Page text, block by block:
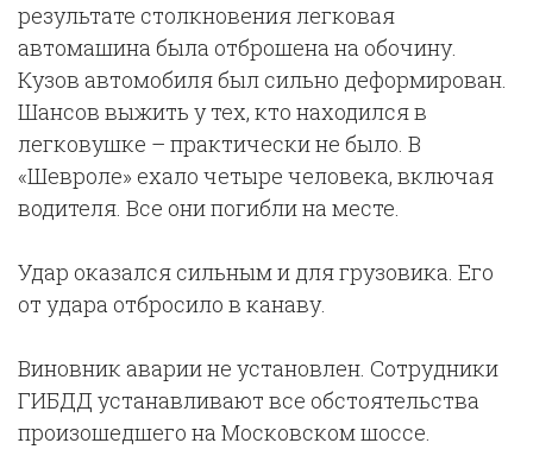
результате столкновения легковая
автомашина была отброшена на обочину.
Кузов автомобиля был сильно деформирован.
Шансов выжить у тех, кто находился в
легковушке – практически не было. В
«Шевроле» ехало четыре человека, включая
водителя. Все они погибли на месте.
Удар оказался сильным и для грузовика. Его
от удара отбросило в канаву.
Виновник аварии не установлен. Сотрудники
ГИБДД устанавливают все обстоятельства
произошедшего на Московском шоссе.